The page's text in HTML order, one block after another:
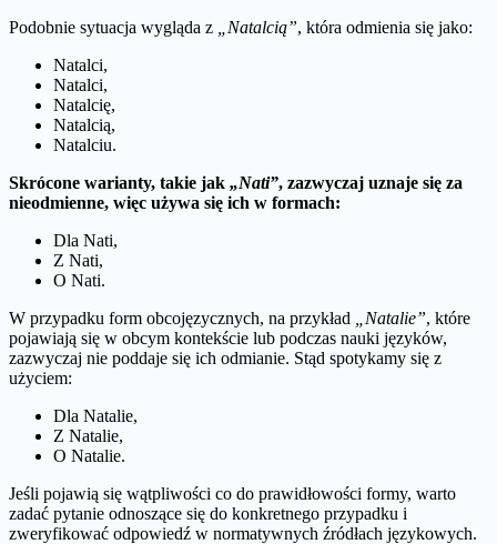
Podobnie sytuacja wygląda z
„Natalcią”, która odmienia się jako:
Natalci,
Natalci,
Natalcię,
Natalcią,
Natalciu.
Skrócone warianty, takie jak „Nati”, zazwyczaj uznaje się za
nieodmienne, więc używa się ich w formach:
Dla Nati,
Z Nati,
O Nati.
W przypadku form obcojęzycznych, na przykład
„Natalie”, które
pojawiają się w obcym kontekście lub podczas nauki języków,
zazwyczaj nie poddaje się ich odmianie. Stąd spotykamy się z
użyciem:
Dla Natalie,
Z Natalie,
O Natalie.
Jeśli pojawią się wątpliwości co do prawidłowości formy, warto
zadać pytanie odnoszące się do konkretnego przypadku i
zweryfikować odpowiedź w normatywnych źródłach językowych.